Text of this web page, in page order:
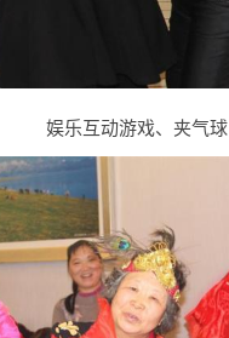
娱乐互动游戏、夹气球